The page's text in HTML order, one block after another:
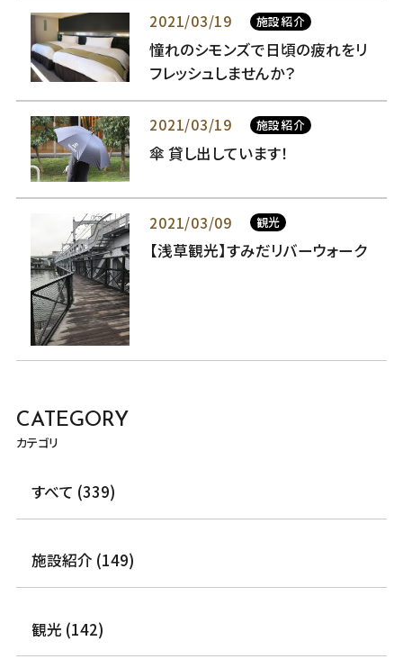
2021/03/19 施設紹介
憧れのシモンズで日頃の疲れをリ
フレッシュしませんか？
2021/03/19 施設紹介
傘 貸し出しています！
2021/03/09 観光
【浅草観光】すみだリバーウォーク
CATEGORY
カテゴリ
すべて (339)
施設紹介 (149)
観光 (142)